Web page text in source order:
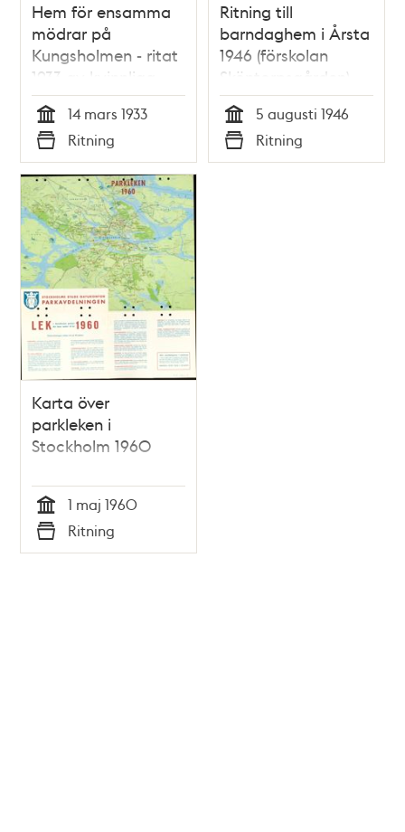
Hem för ensamma
mödrar på
Kungsholmen - ritat
1933 av kvinnliga
arkitektpionjärer
Tid
14 mars 1933
Typ
Ritning
Ritning till
barndaghem i Årsta
1946 (förskolan
Sköntorpsgården)
Tid
5 augusti 1946
Typ
Ritning
Karta över
parkleken i
Stockholm 1960
Tid
1 maj 1960
Typ
Ritning